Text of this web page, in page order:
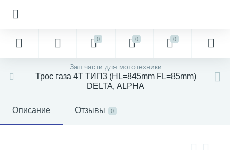
0 0 0
Зап.части для мототехники
Трос газа 4Т ТИП3 (HL=845mm FL=85mm)
DELTA, ALPHA
Описание Отзывы 0